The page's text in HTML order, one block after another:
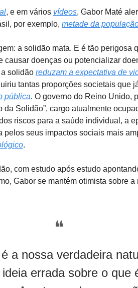
, e em vários vídeos, Gabor Maté
por exemplo, metade da
a solidão mata. E é tão perigosa
causar doenças ou potencializar
solidão reduzam a expectativa de
tantas proporções societais que
pública. O governo do Reino Unido,
da Solidão”, cargo atualmente
riscos para a saúde individual, a
pelos seus impactos sociais mais
.
com estudo após estudo
Gabor se mantém otimista sobre
❝
a nossa verdadeira
errada sobre o que